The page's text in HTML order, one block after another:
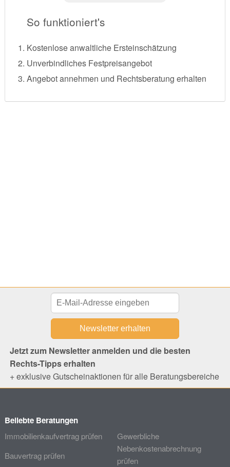
So funktioniert's
Kostenlose anwaltliche Ersteinschätzung
Unverbindliches Festpreisangebot
Angebot annehmen und Rechtsberatung erhalten
Jetzt zum Newsletter anmelden und die besten
Rechts-Tipps erhalten
+ exklusive Gutscheinaktionen für alle Beratungsbereiche
Beliebte Beratungen
Immobilienkaufvertrag prüfen
Bauvertrag prüfen
Gewerbliche
Nebenkostenabrechnung
prüfen